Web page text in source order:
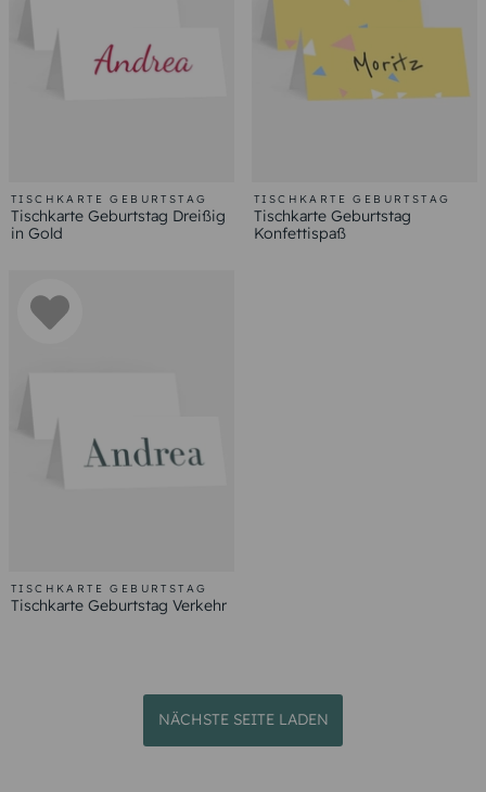
TISCHKARTE GEBURTSTAG
Tischkarte Geburtstag Dreißig
in Gold
TISCHKARTE GEBURTSTAG
Tischkarte Geburtstag
Konfettispaß
TISCHKARTE GEBURTSTAG
Tischkarte Geburtstag Verkehr
NÄCHSTE SEITE LADEN